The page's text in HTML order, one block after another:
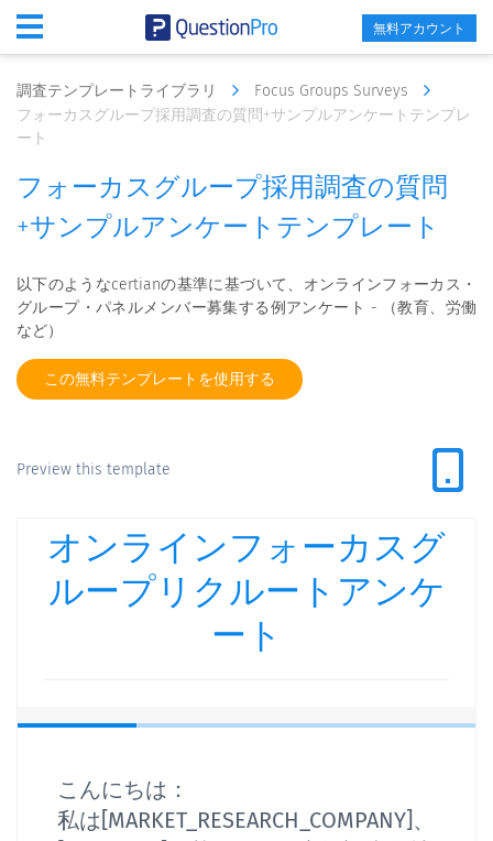
無料アカウント
調査テンプレートライブラリ
Focus Groups Surveys
フォーカスグループ採用調査の質問+サンプルアンケートテンプレ
ート
フォーカスグループ採用調査の質問
+サンプルアンケートテンプレート
以下のようなcertianの基準に基づいて、オンラインフォーカス・
グループ・パネルメンバー募集する例アンケート - （教育、労働
など）
この無料テンプレートを使用する
Preview this template